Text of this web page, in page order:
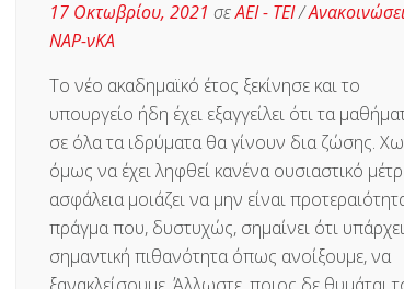
17 Οκτωβρίου, 2021 σεΑΕΙ - ΤΕΙ/
ΝΑΡ-νΚΑ
Το νέο ακαδημαϊκό έτος ξεκίνησε και τo
υπουργείο ήδη έχει εξαγγείλει ότι τα
σε όλα τα ιδρύματα θα γίνουν δια ζώσης.
όμως να έχει ληφθεί κανένα ουσιαστικό
ασφάλεια μοιάζει να μην είναι
πράγμα που, δυστυχώς, σημαίνει ότι υπάρχει
σημαντική πιθανότητα όπως ανοίξουμε, να